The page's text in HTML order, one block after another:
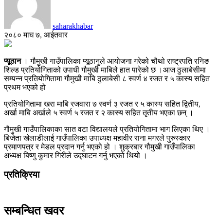
saharakhabar
२०८० माघ ७, आईतवार
प्यूठान। गौमुखी गाउँपालिका प्यूठानुले आयोजना गरेको चौथो राष्ट्रपति रनिङ
शिल्ड प्रतियोगिताको उपाधी गौमुखी माबिले हात पारेको छ ।आज ठुलाबेसीमा
सम्पन्न प्रतियोगितामा गौमुखी माबि ठुलाबेसी ८ स्वर्ण ४ रजत र ५ कास्य सहित
प्रथम भएको हो
प्रतियोगितामा खरा माबि रजवारा ७ स्वर्ण ३ रजत र ५ कास्य सहित द्वितीय,
अर्खा माबि अर्खाले ५ स्वर्ण ५ रजत र २ कास्य सहित तृतीय भएका छन् ।
गौमुखी गाउँपालिकाका सात वटा विद्यालयले प्रतियोगितामा भाग लिएका थिए ।
बिजेता खेलाडीलाई गाउँपालिका उपाध्यक्ष महावीर राना मगरले पुरुस्कार
प्रमाणपत्र र मेडल प्रदान गर्नु भएको हो । शुक्रबार गौमुखी गाउँपालिका
अध्यक्ष बिष्णु कुमार गिरीले उद्घाटन गर्नु भएको थियो ।
प्रतिक्रिया
सम्बन्धित खवर